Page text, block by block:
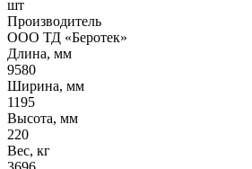
шт
Производитель
ООО ТД «Беротек»
Длина, мм
9580
Ширина, мм
1195
Высота, мм
220
Вес, кг